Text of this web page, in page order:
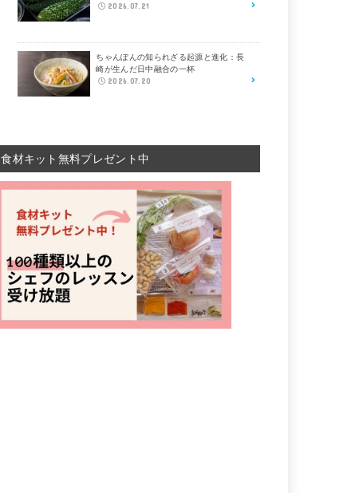
2026.07.21
ちゃんぽんの知られざる起源と進化：長
崎が生んだ日中融合の一杯
2026.07.20
食材キット無料プレゼント中